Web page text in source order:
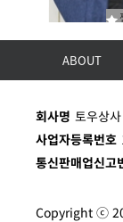
보냉 가방
1EA
ABOUT
회사명 토우상사
사업자등록번호
통신판매업신고
Copyright ⓒ